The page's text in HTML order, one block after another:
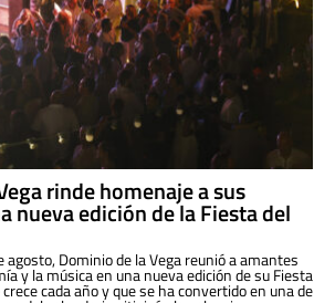
rinde homenaje a sus
nueva edición de la Fiesta del
agosto, Dominio de la Vega reunió a amantes
y la música en una nueva edición de su Fiesta
cada año y que se ha convertido en una de